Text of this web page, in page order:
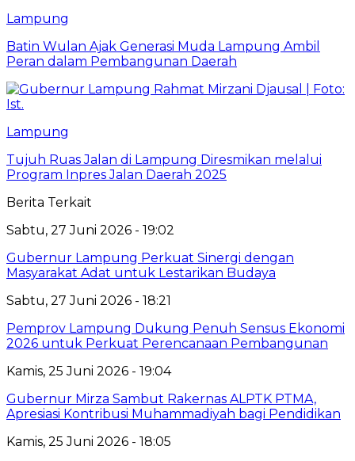
Lampung
Batin Wulan Ajak Generasi Muda Lampung Ambil
Peran dalam Pembangunan Daerah
Lampung
Tujuh Ruas Jalan di Lampung Diresmikan melalui
Program Inpres Jalan Daerah 2025
Berita Terkait
Sabtu, 27 Juni 2026 - 19:02
Gubernur Lampung Perkuat Sinergi dengan
Masyarakat Adat untuk Lestarikan Budaya
Sabtu, 27 Juni 2026 - 18:21
Pemprov Lampung Dukung Penuh Sensus Ekonomi
2026 untuk Perkuat Perencanaan Pembangunan
Kamis, 25 Juni 2026 - 19:04
Gubernur Mirza Sambut Rakernas ALPTK PTMA,
Apresiasi Kontribusi Muhammadiyah bagi Pendidikan
Kamis, 25 Juni 2026 - 18:05